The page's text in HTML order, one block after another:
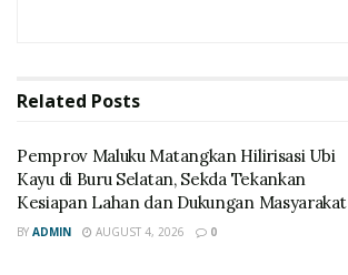
Related Posts
‎Pemprov Maluku Matangkan Hilirisasi Ubi
Kayu di Buru Selatan, Sekda Tekankan
Kesiapan Lahan dan Dukungan Masyarakat
BY ADMIN AUGUST 4, 2026 0